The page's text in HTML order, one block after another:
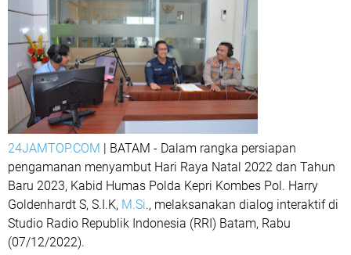
24JAMTOP.COM | BATAM - Dalam rangka persiapan
pengamanan menyambut Hari Raya Natal 2022 dan Tahun
Baru 2023, Kabid Humas Polda Kepri Kombes Pol. Harry
Goldenhardt S, S.I.K, M.Si., melaksanakan dialog interaktif di
Studio Radio Republik Indonesia (RRI) Batam, Rabu
(07/12/2022).